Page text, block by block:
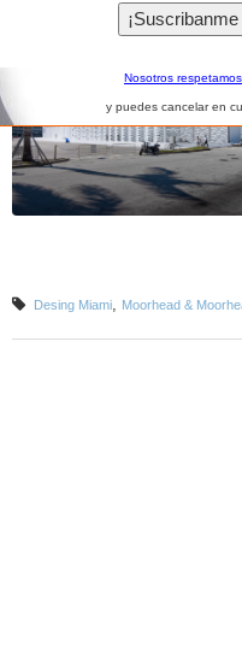
Desing Miami, Moorhead &
Nosotros
y puedes cancelar en